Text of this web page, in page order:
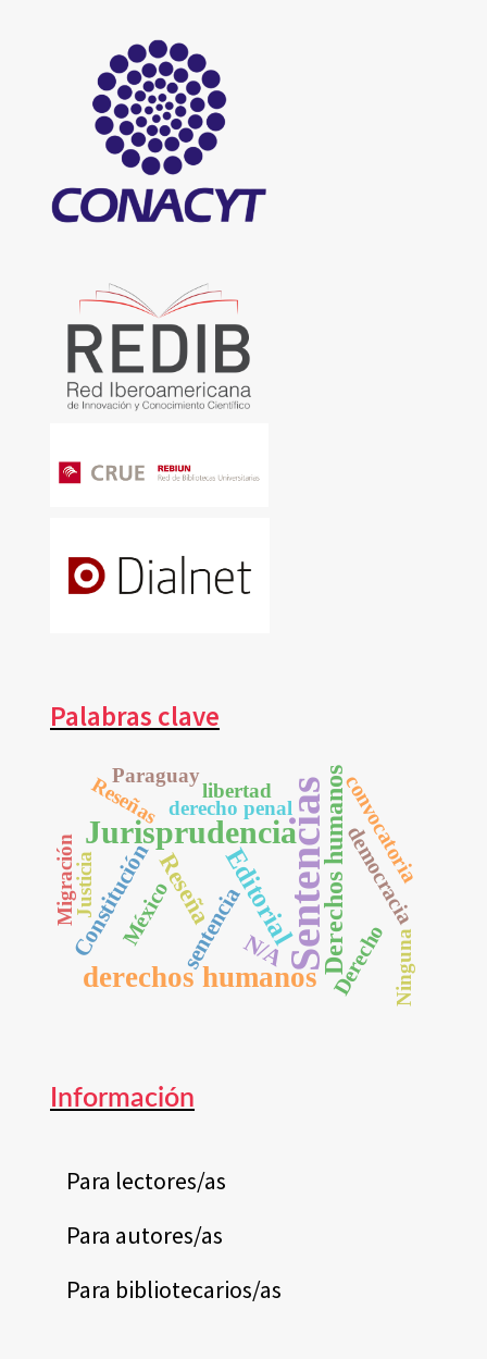
Palabras clave
Sentencias
Jurisprudencia
derechos humanos
Editorial Derechos humanos
Reseña
Constitución sentenciaN/A Derecho
democracia
convocatoria
México
derecho penal
Reseñas libertad
Paraguay
Ninguna
Justicia
Migración
Información
Para lectores/as
Para autores/as
Para bibliotecarios/as